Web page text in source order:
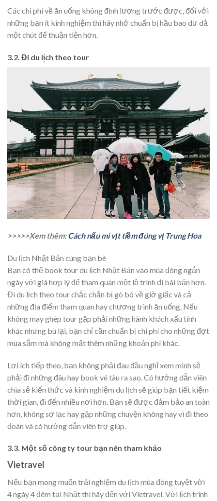
Các chi phí về ăn uống không định lượng trước được, đối với
những bạn ít kinh nghiệm thì hãy nhớ chuẩn bị hầu bao dư dả
một chút để thuận tiện hơn.
3.2. Đi du lịch theo tour
>>>>>Xem thêm:Cách nấu mì vịt tiềm đúng vị Trung Hoa
Du lịch Nhật Bản cùng bạn bè
Bạn có thể book tour du lịch Nhật Bản vào mùa đông ngắn
ngày với giá hợp lý để tham quan một lộ trình đi bài bản hơn.
Đi du lịch theo tour chắc chắn bị gò bó về giờ giấc và cả
những địa điểm tham quan hay chương trình ăn uống. Nếu
không may ghép tour gặp phải những hành khách xấu tính
khác nhưng bù lại, bạn chỉ cần chuẩn bị chi phí cho những đợt
mua sắm mà không mất thêm những khoản phí khác.
Lợi ích tiếp theo, bạn không phải đau đầu nghĩ xem mình sẽ
phải đi những đâu hay book vé tàu ra sao. Có hướng dẫn viên
chia sẻ kiến thức và kinh nghiệm du lịch sẽ giúp bạn tiết kiệm
thời gian, đi đến nhiều nơi hơn. Bạn sẽ được đảm bảo an toàn
hơn, không sợ lạc hay gặp những chuyện không hay vì đi theo
đoàn và có hướng dẫn viên trợ giúp.
3.3. Một số công ty tour bạn nên tham khảo
Vietravel
Nếu bạn mong muốn trải nghiệm du lịch mùa đông tuyệt vời
4 ngày 4 đêm tại Nhật thì hãy đến với Vietravel. Với lịch trình